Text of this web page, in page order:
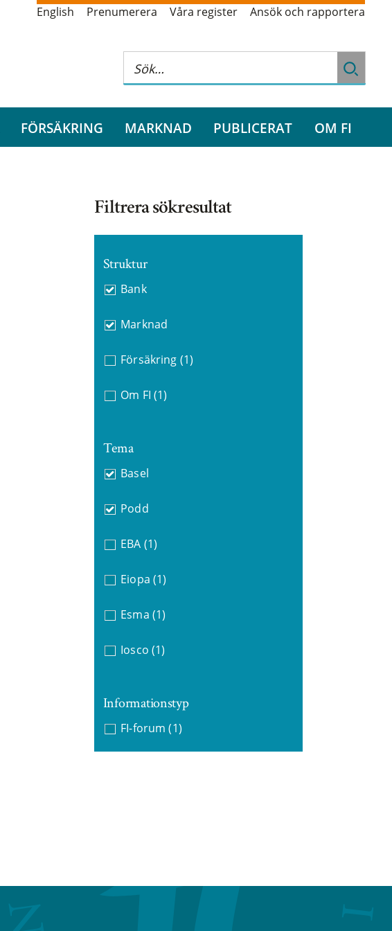
English Prenumerera Våra register Ansök och rapportera
FÖRSÄKRING MARKNAD PUBLICERAT OM FI
Filtrera sökresultat
Struktur
Bank
Marknad
Försäkring (1)
Om FI (1)
Tema
Basel
Podd
EBA (1)
Eiopa (1)
Esma (1)
Iosco (1)
Informationstyp
FI-forum (1)